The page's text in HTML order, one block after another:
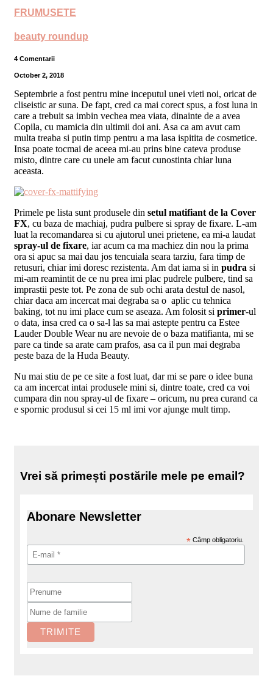
FRUMUSETE
beauty roundup
4 Comentarii
October 2, 2018
Septembrie a fost pentru mine inceputul unei vieti noi, oricat de
cliseistic ar suna. De fapt, cred ca mai corect spus, a fost luna in
care a trebuit sa imbin vechea mea viata, dinainte de a avea
Copila, cu mamicia din ultimii doi ani. Asa ca am avut cam
multa treaba si putin timp pentru a ma lasa ispitita de cosmetice.
Insa poate tocmai de aceea mi-au prins bine cateva produse
misto, dintre care cu unele am facut cunostinta chiar luna
aceasta.
Primele pe lista sunt produsele din setul matifiant de la Cover
FX, cu baza de machiaj, pudra pulbere si spray de fixare. L-am
luat la recomandarea si cu ajutorul unei prietene, ea mi-a laudat
spray-ul de fixare, iar acum ca ma machiez din nou la prima
ora si apuc sa mai dau jos tencuiala seara tarziu, fara timp de
retusuri, chiar imi doresc rezistenta. Am dat iama si in pudra si
mi-am reamintit de ce nu prea imi plac pudrele pulbere, tind sa
imprastii peste tot. Pe zona de sub ochi arata destul de nasol,
chiar daca am incercat mai degraba sa o aplic cu tehnica
baking, tot nu imi place cum se aseaza. Am folosit si primer-ul
o data, insa cred ca o sa-l las sa mai astepte pentru ca Estee
Lauder Double Wear nu are nevoie de o baza matifianta, mi se
pare ca tinde sa arate cam prafos, asa ca il pun mai degraba
peste baza de la Huda Beauty.
Nu mai stiu de pe ce site a fost luat, dar mi se pare o idee buna
ca am incercat intai produsele mini si, dintre toate, cred ca voi
cumpara din nou spray-ul de fixare – oricum, nu prea curand ca
e spornic produsul si cei 15 ml imi vor ajunge mult timp.
Vrei să primești postările mele pe email?
Abonare Newsletter
* Câmp obligatoriu.